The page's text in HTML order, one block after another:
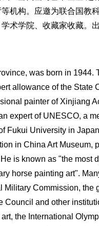
机构。应邀为联合国教
术学院、收藏家收藏。
was born in 1944.
allowance of the State
painter of Xinjiang
expert of UNESCO, a
Fukui University in
in China Art Museum,
is known as "the most
horse painting art".
Commission, the
Council and other
the International